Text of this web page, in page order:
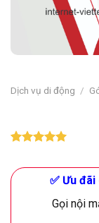
Dịch vụ di động /
đánh giá ✅ Ưu
Gọi nội